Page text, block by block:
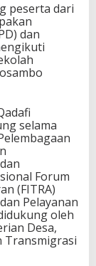
peserta dari
dan
selama
Forum
(FITRA)
Pelayanan
oleh
Desa,
Transmigrasi